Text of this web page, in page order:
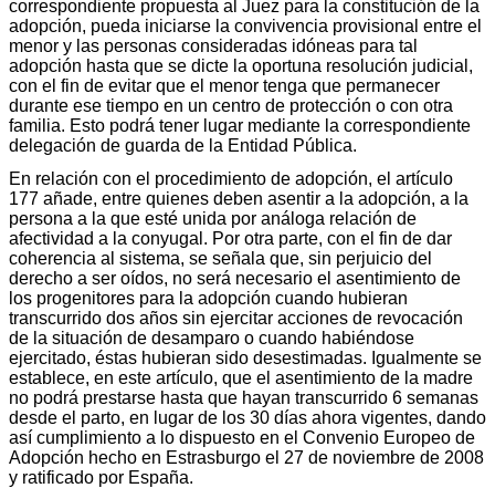
correspondiente propuesta al Juez para la constitución de la
adopción, pueda iniciarse la convivencia provisional entre el
menor y las personas consideradas idóneas para tal
adopción hasta que se dicte la oportuna resolución judicial,
con el fin de evitar que el menor tenga que permanecer
durante ese tiempo en un centro de protección o con otra
familia. Esto podrá tener lugar mediante la correspondiente
delegación de guarda de la Entidad Pública.
En relación con el procedimiento de adopción, el artículo
177 añade, entre quienes deben asentir a la adopción, a la
persona a la que esté unida por análoga relación de
afectividad a la conyugal. Por otra parte, con el fin de dar
coherencia al sistema, se señala que, sin perjuicio del
derecho a ser oídos, no será necesario el asentimiento de
los progenitores para la adopción cuando hubieran
transcurrido dos años sin ejercitar acciones de revocación
de la situación de desamparo o cuando habiéndose
ejercitado, éstas hubieran sido desestimadas. Igualmente se
establece, en este artículo, que el asentimiento de la madre
no podrá prestarse hasta que hayan transcurrido 6 semanas
desde el parto, en lugar de los 30 días ahora vigentes, dando
así cumplimiento a lo dispuesto en el Convenio Europeo de
Adopción hecho en Estrasburgo el 27 de noviembre de 2008
y ratificado por España.